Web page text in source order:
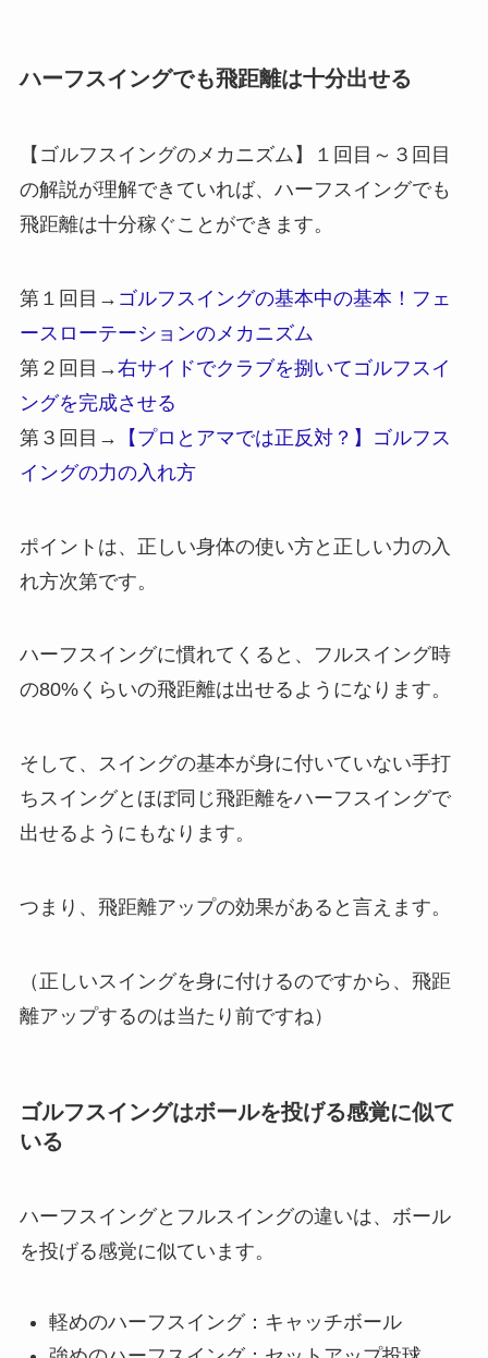
ハーフスイングでも飛距離は十分出せる
【ゴルフスイングのメカニズム】１回目～３回目
の解説が理解できていれば、ハーフスイングでも
飛距離は十分稼ぐことができます。
第１回目→ ゴルフスイングの基本中の基本！フェ
ースローテーションのメカニズム
第２回目→右サイドでクラブを捌いてゴルフスイ
ングを完成させる
第３回目→
【プロとアマでは正反対？】ゴルフス
イングの力の入れ方
ポイントは、 正しい身体の使い方と 正しい力の入
れ方次第です。
ハーフスイングに慣れてくると、フルスイング時
の80%くらいの飛距離は出せるようになります。
そして、スイングの基本が身に付いていない手打
ちスイングとほぼ同じ飛距離をハーフスイングで
出せるようにもなります。
つまり、 飛距離アップの効果があると言えます。
（正しいスイングを身に付けるのですから、飛距
離アップするのは当たり前ですね）
ゴルフスイングはボールを投げる感覚に似て
いる
ハーフスイングとフルスイングの違いは、ボール
を投げる感覚に似ています。
軽めのハーフスイング：キャッチボール